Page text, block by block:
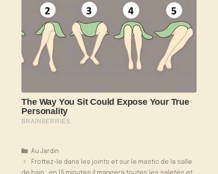
Catégories
Au Jardin
Frottez-le dans les joints et sur le mastic de la salle